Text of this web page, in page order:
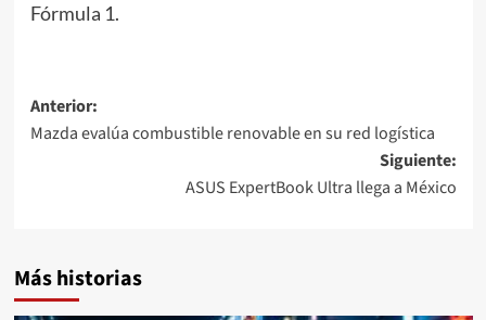
Fórmula 1.
Navegación
de
Anterior:
Mazda evalúa combustible renovable en su red logística
Siguiente:
ASUS ExpertBook Ultra llega a México
Más historias